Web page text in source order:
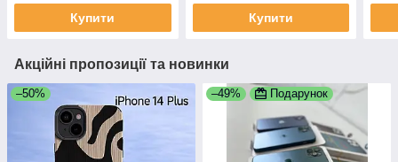
Купити Купити
Акційні пропозиції та новинки
–50% –49% Подарунок